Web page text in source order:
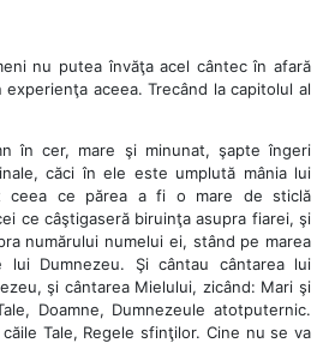
nu putea învăţa acel cântec în afară
aceea. Trecând la capitolul al
în cer, mare şi minunat, şapte îngeri
căci în ele este umplută mânia lui
ceea ce părea a fi o mare de sticlă
ce câştigaseră biruinţa asupra fiarei, şi
numărului numelui ei, stând pe marea
lui Dumnezeu. Şi cântau cântarea lui
şi cântarea Mielului, zicând: Mari şi
Doamne, Dumnezeule atotputernic.
Tale, Regele sfinţilor. Cine nu se va